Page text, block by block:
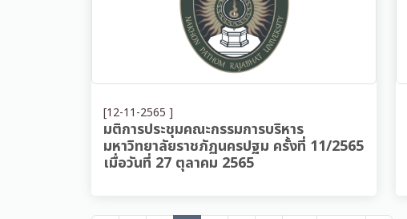
[12-11-2565 ]
มติการประชุมคณะกรรมการบริหาร
มหาวิทยาลัยราชภัฏนครปฐม ครั้งที่ 11/2565
เมื่อวันที่ 27 ตุลาคม 2565